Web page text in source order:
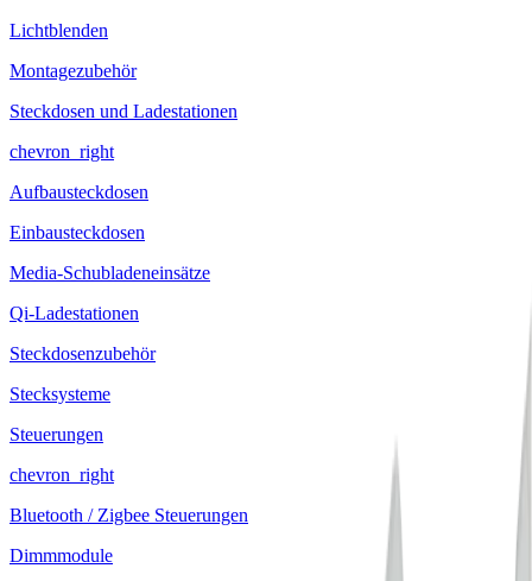
Lichtblenden
Montagezubehör
Steckdosen und Ladestationen
chevron_right
Aufbausteckdosen
Einbausteckdosen
Media-Schubladeneinsätze
Qi-Ladestationen
Steckdosenzubehör
Stecksysteme
Steuerungen
chevron_right
Bluetooth / Zigbee Steuerungen
Dimmmodule